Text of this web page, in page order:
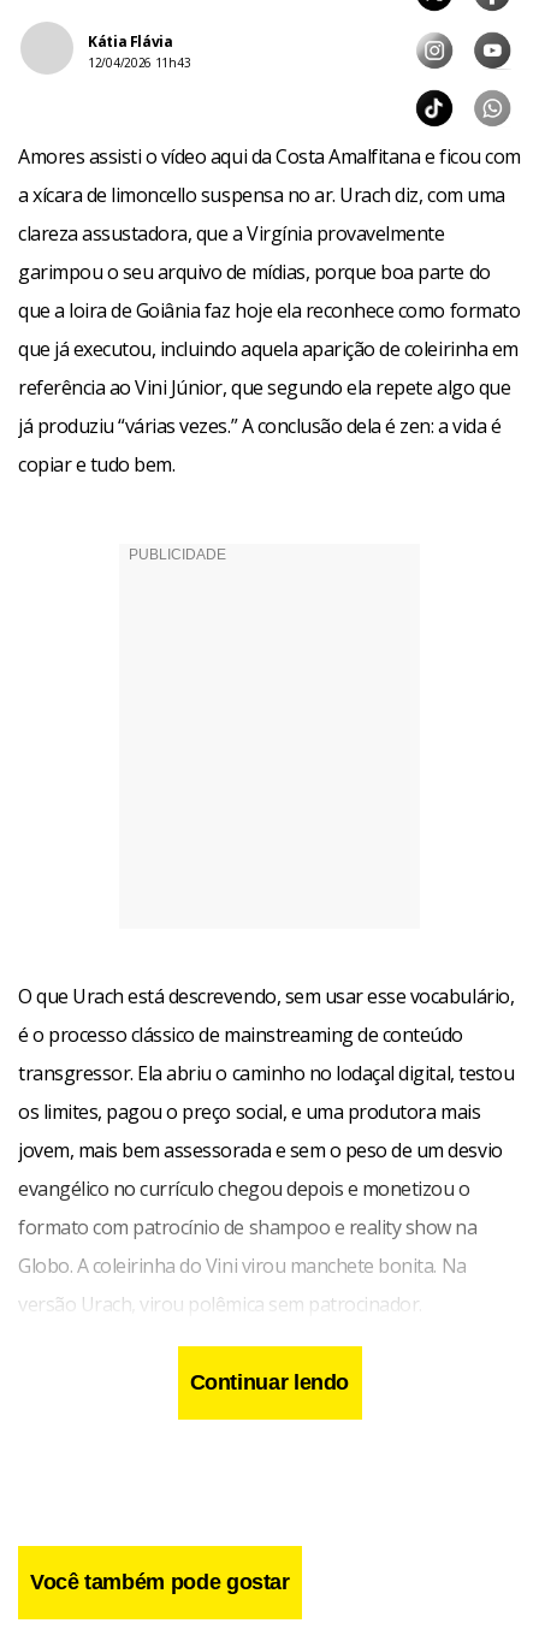
Kátia Flávia
12/04/2026 11h43
Amores assisti o vídeo aqui da Costa Amalfitana e ficou com
a xícara de limoncello suspensa no ar. Urach diz, com uma
clareza assustadora, que a Virgínia provavelmente
garimpou o seu arquivo de mídias, porque boa parte do
que a loira de Goiânia faz hoje ela reconhece como formato
que já executou, incluindo aquela aparição de coleirinha em
referência ao Vini Júnior, que segundo ela repete algo que
já produziu “várias vezes.” A conclusão dela é zen: a vida é
copiar e tudo bem.
O que Urach está descrevendo, sem usar esse vocabulário,
é o processo clássico de mainstreaming de conteúdo
transgressor. Ela abriu o caminho no lodaçal digital, testou
os limites, pagou o preço social, e uma produtora mais
jovem, mais bem assessorada e sem o peso de um desvio
evangélico no currículo chegou depois e monetizou o
formato com patrocínio de shampoo e reality show na
Globo. A coleirinha do Vini virou manchete bonita. Na
versão Urach, virou polêmica sem patrocinador.
E aqui está o ponto que não consegui ignorar: Urach
chama a si mesma de subcelebridade com uma
foi pra igreja e Virgínia ficou rica. Uma frase. Duas variáveis.
Continuar lendo
Você também pode gostar